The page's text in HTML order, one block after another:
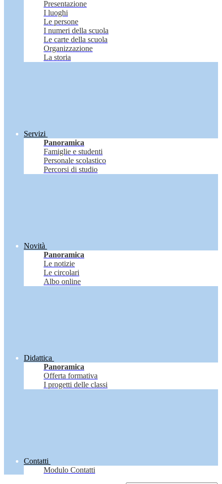
Presentazione
I luoghi
Le persone
I numeri della scuola
Le carte della scuola
Organizzazione
La storia
Servizi
Panoramica
Famiglie e studenti
Personale scolastico
Percorsi di studio
Novità
Panoramica
Le notizie
Le circolari
Albo online
Didattica
Panoramica
Offerta formativa
I progetti delle classi
Contatti
Modulo Contatti